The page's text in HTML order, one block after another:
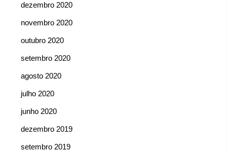
dezembro 2020
novembro 2020
outubro 2020
setembro 2020
agosto 2020
julho 2020
junho 2020
dezembro 2019
setembro 2019